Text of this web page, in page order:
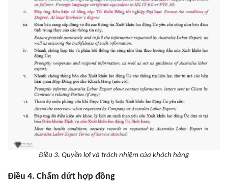
Điều 3. Quyền lợi và trách nhiệm của khách hàng
Điều 4. Chấm dứt hợp đồng